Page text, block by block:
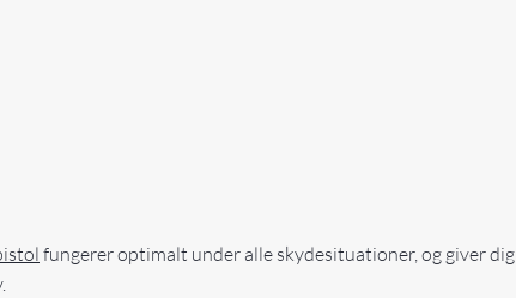
fungerer optimalt under alle skydesituationer, og giver dig